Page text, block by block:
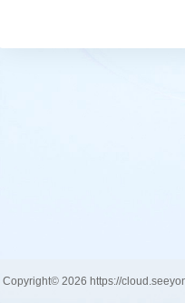
Copyright© 2026 https://